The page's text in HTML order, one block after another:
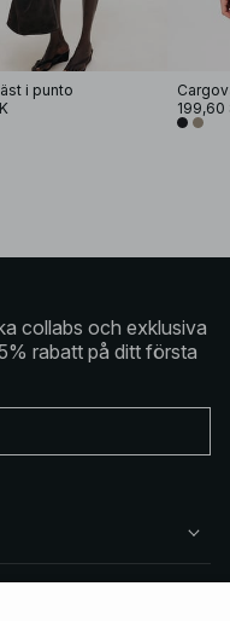
i punto
199,60
collabs och exklusiva
rabatt på ditt första